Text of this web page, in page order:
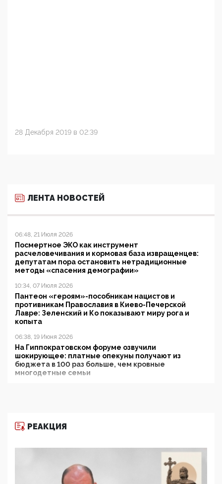
28 Декабря 2019 в 02:39
ЛЕНТА НОВОСТЕЙ
06:48, 21 Июля 2026
Посмертное ЭКО как инструмент
расчеловечивания и кормовая база извращенцев:
депутатам пора остановить нетрадиционные
методы «спасения демографии»
10:34, 07 Июля 2026
Пантеон «героям»-пособникам нацистов и
противникам Православия в Киево-Печерской
Лавре: Зеленский и Ко показывают миру рога и
копыта
06:38, 19 Июня 2026
На Гиппократовском форуме озвучили
шокирующее: платные опекуны получают из
бюджета в 100 раз больше, чем кровные
многодетные семьи
11:53, 09 Июня 2026
деятельность ИИТО ЮНЕСКО в России, но
цифроглобалисты продолжают определять
повестку в образовании
09:43, 01 Июня 2026
РЕАКЦИЯ